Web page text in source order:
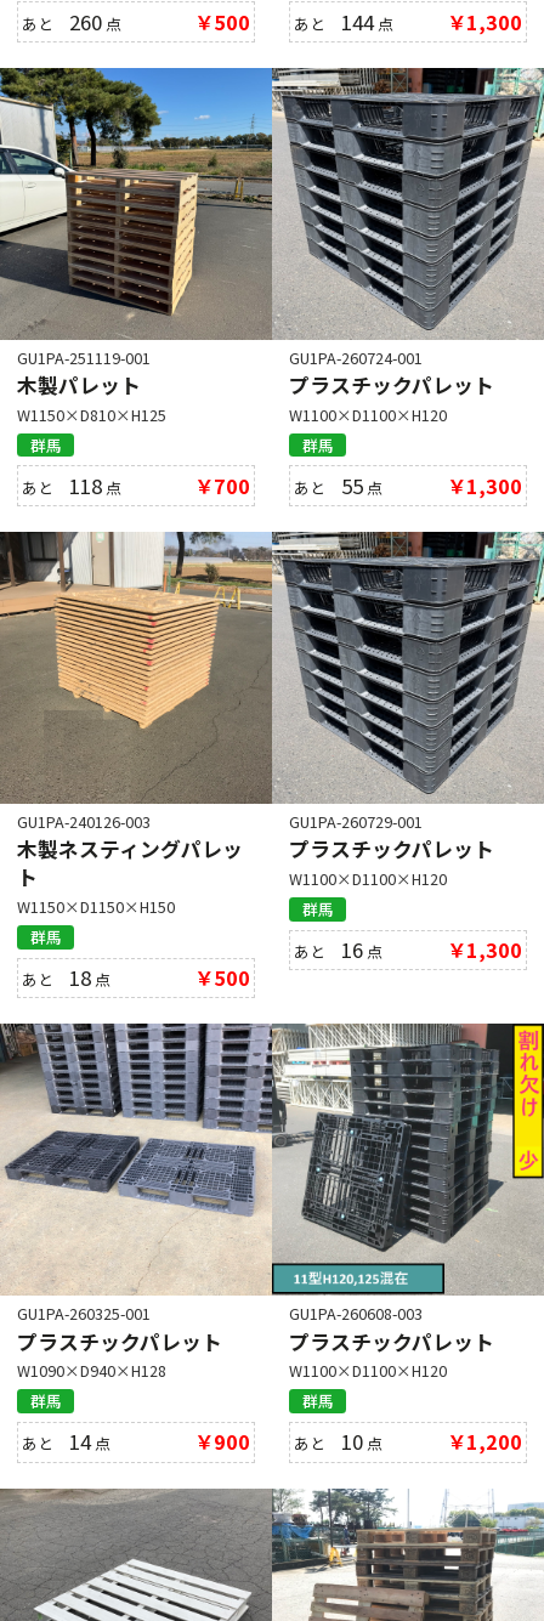
あと 260 点 ￥500 あと 144点 ￥1,300
GU1PA-251119-001
木製パレット
W1150×D810×H125
群馬
あと 118 点 ￥700
GU1PA-260724-001
プラスチックパレット
W1100×D1100×H120
群馬
あと 55 点 ￥1,300
GU1PA-240126-003
木製ネスティングパレッ
ト
W1150×D1150×H150
群馬
あと 18 点 ￥500
GU1PA-260729-001
プラスチックパレット
W1100×D1100×H120
群馬
あと 16 点 ￥1,300
GU1PA-260325-001
プラスチックパレット
W1090×D940×H128
群馬
あと 14点 ￥900
GU1PA-260608-003
プラスチックパレット
W1100×D1100×H120
群馬
あと 10 点 ￥1,200